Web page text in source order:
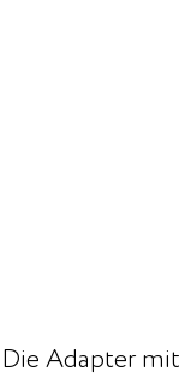
Die Adapter